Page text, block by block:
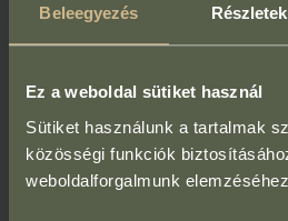
Beleegyezés Részletek
Ez a weboldal sütiket használ
Sütiket használunk a tartalmak
közösségi funkciók
weboldalforgalmunk